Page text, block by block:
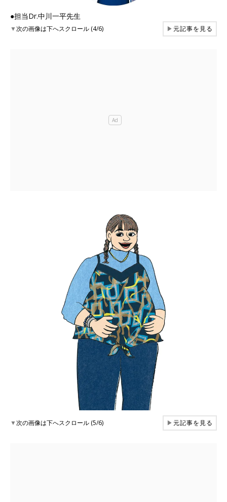
●担当Dr.中川一平先生
▼次の画像は下へスクロール (4/6) ▶元記事を見る
▼次の画像は下へスクロール (5/6) ▶元記事を見る